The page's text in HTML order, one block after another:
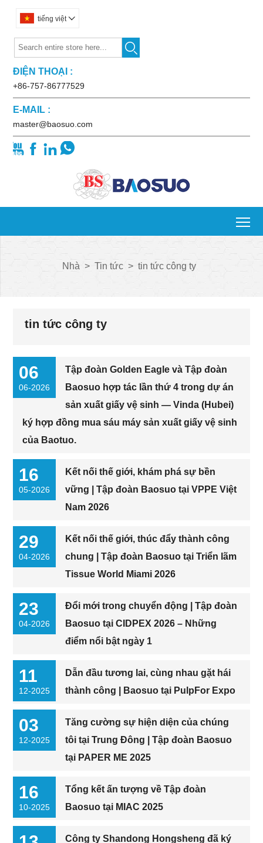
tiếng việt 

ĐIỆN THOẠI :
+86-757-86777529
E-MAIL :
master@baosuo.com
   
Nhà > Tin tức > tin tức công ty
tin tức công ty
06
06-2026
Tập đoàn Golden Eagle và Tập đoàn
Baosuo hợp tác lần thứ 4 trong dự án
sản xuất giấy vệ sinh — Vinda (Hubei)
ký hợp đồng mua sáu máy sản xuất giấy vệ sinh
của Baotuo.
16
05-2026
Kết nối thế giới, khám phá sự bền
vững | Tập đoàn Baosuo tại VPPE Việt
Nam 2026
29
04-2026
Kết nối thế giới, thúc đẩy thành công
chung | Tập đoàn Baosuo tại Triển lãm
Tissue World Miami 2026
23
04-2026
Đổi mới trong chuyển động | Tập đoàn
Baosuo tại CIDPEX 2026 – Những
điểm nổi bật ngày 1
11
12-2025
Dẫn đầu tương lai, cùng nhau gặt hái
thành công | Baosuo tại PulpFor Expo
03
12-2025
Tăng cường sự hiện diện của chúng
tôi tại Trung Đông | Tập đoàn Baosuo
tại PAPER ME 2025
16
10-2025
Tổng kết ấn tượng về Tập đoàn
Baosuo tại MIAC 2025
Công ty Shandong Hongsheng đã ký